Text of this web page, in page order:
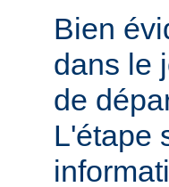
Bien
dans le
de
L'étape